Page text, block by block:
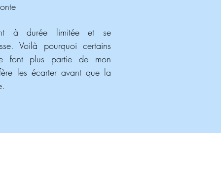
à durée limitée et se
Voilà pourquoi certains
font plus partie de mon
les écarter avant que la